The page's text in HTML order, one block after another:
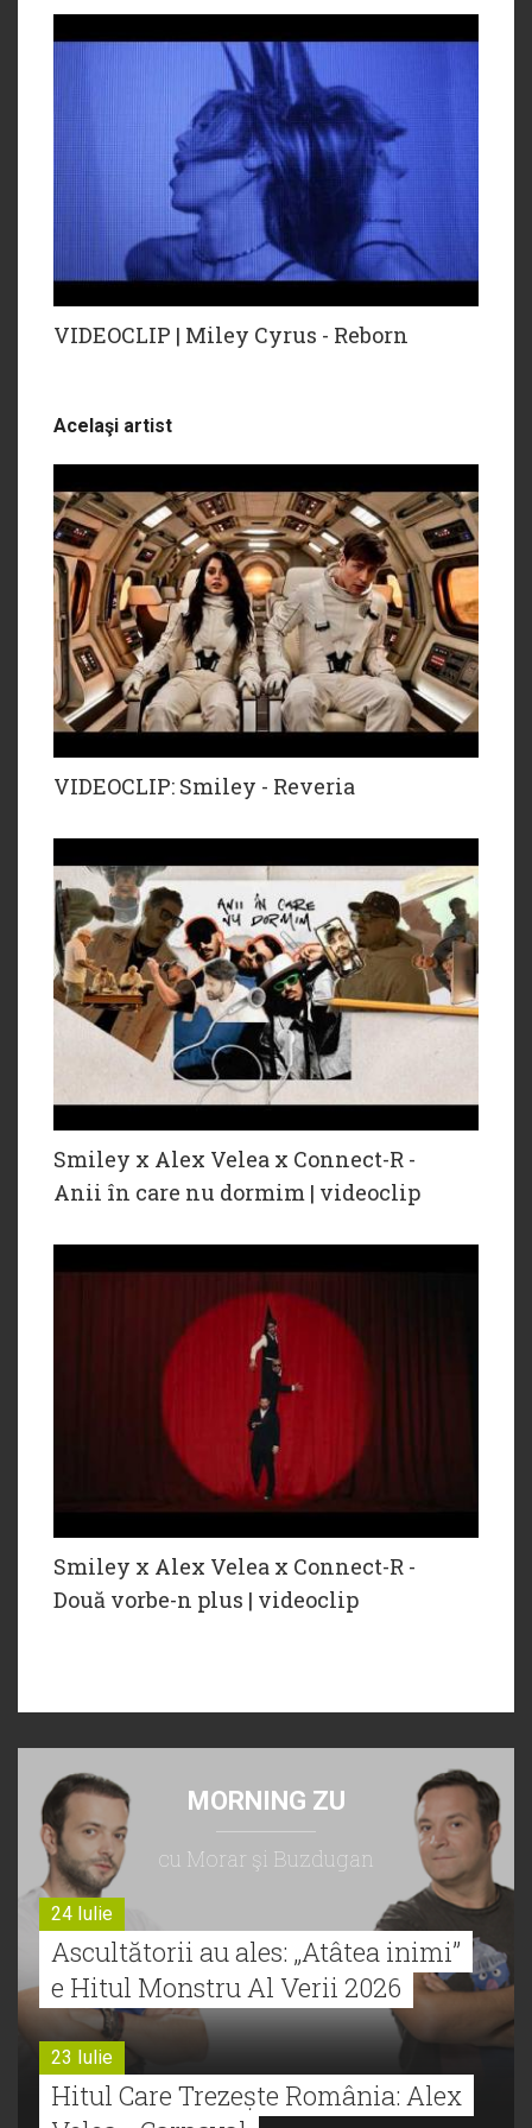
VIDEOCLIP | Miley Cyrus - Reborn
Acelaşi artist
VIDEOCLIP: Smiley - Reveria
Smiley x Alex Velea x Connect-R -
Anii în care nu dormim | videoclip
Smiley x ‪Alex Velea‬ x ‪Connect-R -
Două vorbe-n plus | videoclip
MORNING ZU
cu Morar şi Buzdugan
24 Iulie
Ascultătorii au ales: „Atâtea inimi”
e Hitul Monstru Al Verii 2026
23 Iulie
Hitul Care Trezește România: Alex